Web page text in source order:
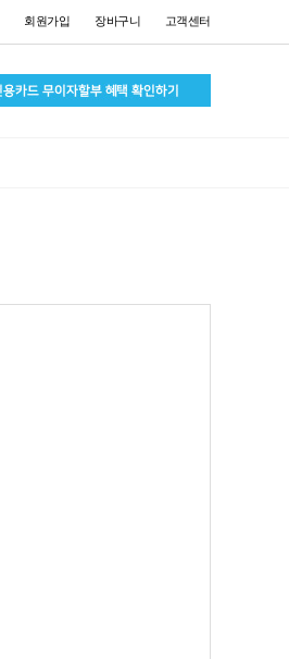
회원가입 장바구니 고객센터